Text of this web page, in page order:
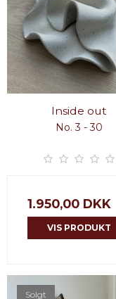
Inside out
No. 3 - 30
1.950,00 DKK
VIS PRODUKT
Solgt